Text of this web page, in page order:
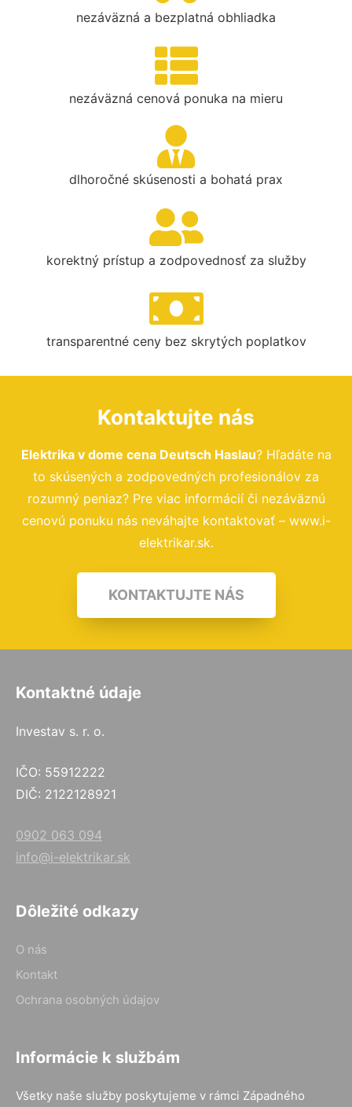
nezáväzná a bezplatná obhliadka
nezáväzná cenová ponuka na mieru
dlhoročné skúsenosti a bohatá prax
korektný prístup a zodpovednosť za služby
transparentné ceny bez skrytých poplatkov
Kontaktujte nás
Elektrika v dome cena Deutsch Haslau? Hľadáte na
to skúsených a zodpovedných profesionálov za
rozumný peniaz? Pre viac informácií či nezáväznú
cenovú ponuku nás neváhajte kontaktovať – www.i-
elektrikar.sk.
KONTAKTUJTE NÁS
Kontaktné údaje
Investav s. r. o.
IČO: 55912222
DIČ: 2122128921
0902 063 094
info@i-elektrikar.sk
Dôležité odkazy
O nás
Kontakt
Ochrana osobných údajov
Informácie k službám
Všetky naše služby poskytujeme v rámci Západného